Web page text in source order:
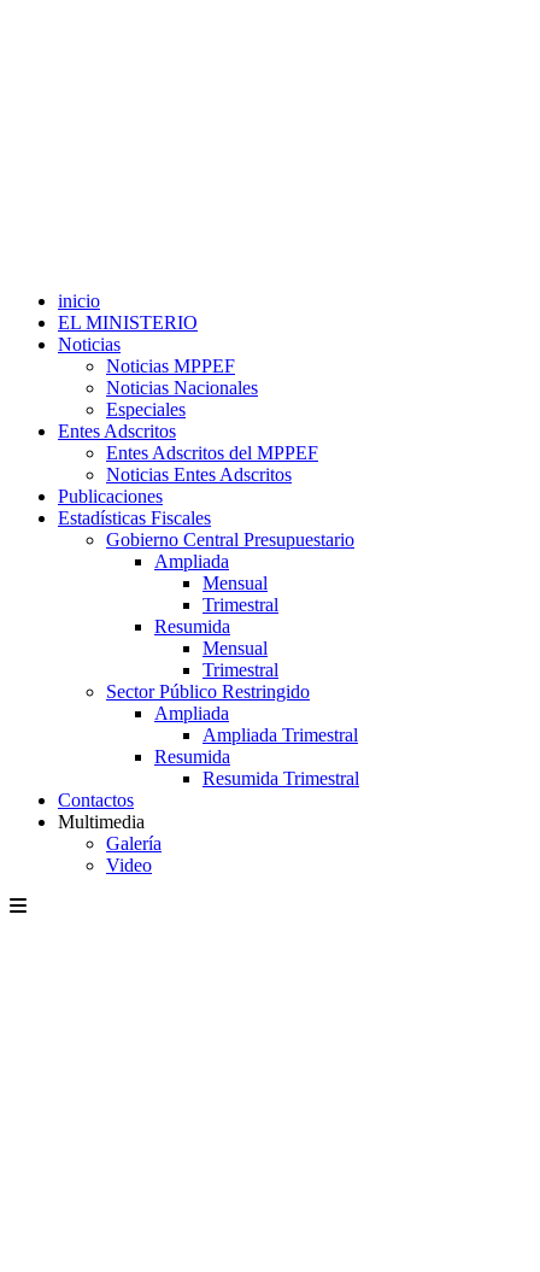
inicio
EL MINISTERIO
Noticias
Noticias MPPEF
Noticias Nacionales
Especiales
Entes Adscritos
Entes Adscritos del MPPEF
Noticias Entes Adscritos
Publicaciones
Estadísticas Fiscales
Gobierno Central Presupuestario
Ampliada
Mensual
Trimestral
Resumida
Mensual
Trimestral
Sector Público Restringido
Ampliada
Ampliada Trimestral
Resumida
Resumida Trimestral
Contactos
Multimedia
Galería
Video